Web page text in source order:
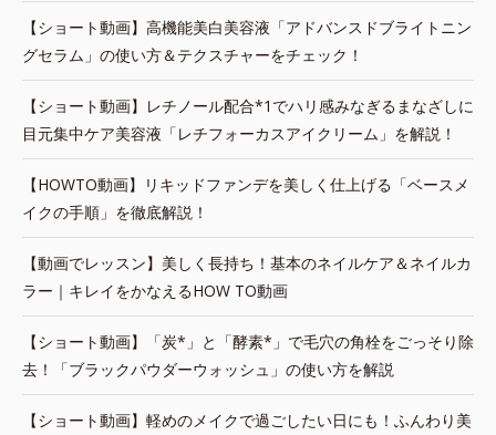
【ショート動画】高機能美白美容液「アドバンスドブライトニン
グセラム」の使い方＆テクスチャーをチェック！
【ショート動画】レチノール配合*1でハリ感みなぎるまなざしに
目元集中ケア美容液「レチフォーカスアイクリーム」を解説！
【HOWTO動画】リキッドファンデを美しく仕上げる「ベースメ
イクの手順」を徹底解説！
【動画でレッスン】美しく長持ち！基本のネイルケア＆ネイルカ
ラー｜キレイをかなえるHOW TO動画
【ショート動画】「炭*」と「酵素*」で毛穴の角栓をごっそり除
去！「ブラックパウダーウォッシュ」の使い方を解説
【ショート動画】軽めのメイクで過ごしたい日にも！ふんわり美